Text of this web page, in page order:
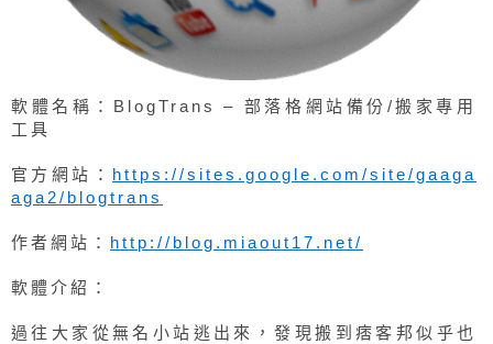
軟體名稱：BlogTrans – 部落格網站備份/搬家專用
工具
官方網站： https://sites.google.com/site/gaaga
aga2/blogtrans
作者網站： http://blog.miaout17.net/
軟體介紹：
過往大家從無名小站逃出來，發現搬到痞客邦似乎也